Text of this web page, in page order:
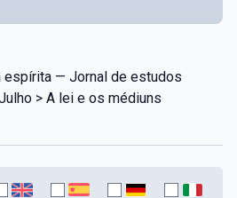
espírita — Jornal de estudos
> A lei e os médiuns